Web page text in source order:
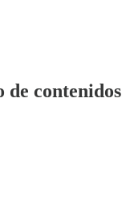
de contenidos